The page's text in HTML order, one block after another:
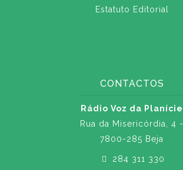
Estatuto Editorial
CONTACTOS
Rádio Voz da Planície
Rua da Misericórdia, 4 -
7800-285 Beja
284 311 330